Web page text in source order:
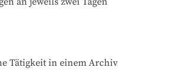
Tätigkeit in einem Archiv